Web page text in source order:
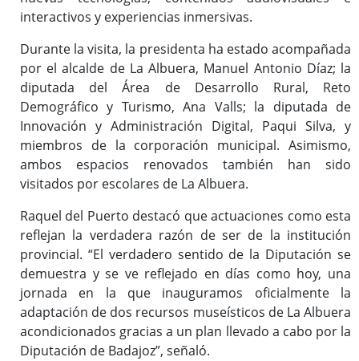
interactivos y experiencias inmersivas.
Durante la visita, la presidenta ha estado acompañada
por el alcalde de La Albuera, Manuel Antonio Díaz; la
diputada del Área de Desarrollo Rural, Reto
Demográfico y Turismo, Ana Valls; la diputada de
Innovación y Administración Digital, Paqui Silva, y
miembros de la corporación municipal. Asimismo,
ambos espacios renovados también han sido
visitados por escolares de La Albuera.
Raquel del Puerto destacó que actuaciones como esta
reflejan la verdadera razón de ser de la institución
provincial. “El verdadero sentido de la Diputación se
demuestra y se ve reflejado en días como hoy, una
jornada en la que inauguramos oficialmente la
adaptación de dos recursos museísticos de La Albuera
acondicionados gracias a un plan llevado a cabo por la
Diputación de Badajoz”, señaló.